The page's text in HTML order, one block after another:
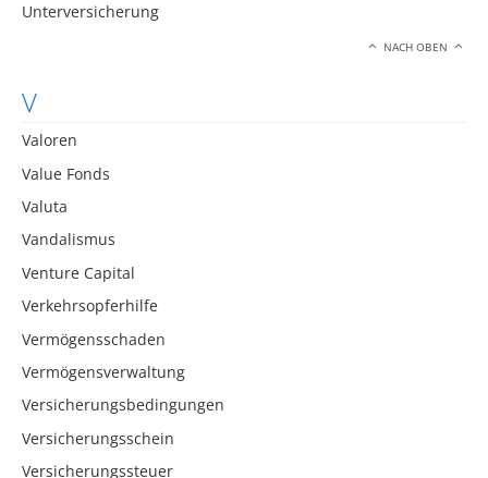
Unterversicherung
NACH OBEN
V
Valoren
Value Fonds
Valuta
Vandalismus
Venture Capital
Verkehrsopferhilfe
Vermögensschaden
Vermögensverwaltung
Versicherungsbedingungen
Versicherungsschein
Versicherungssteuer